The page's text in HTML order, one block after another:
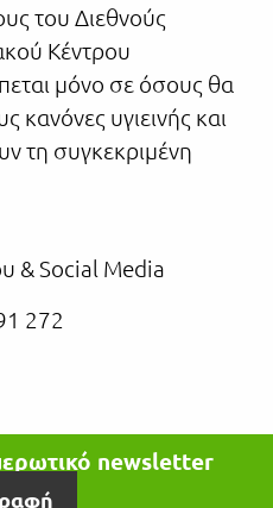
του Διεθνούς
Κέντρου
μόνο σε όσους θα
κανόνες υγιεινής και
τη συγκεκριμένη
& Social Media
272
newsletter